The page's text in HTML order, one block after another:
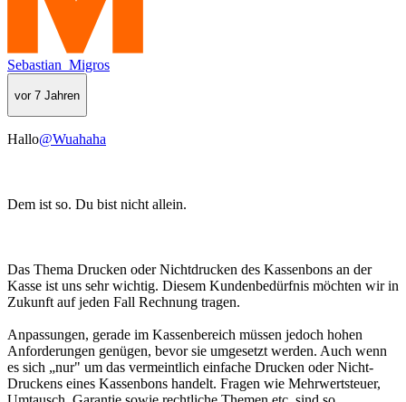
Sebastian_Migros
vor 7 Jahren
Hallo@Wuahaha
Dem ist so. Du bist nicht allein.
Das Thema Drucken oder Nichtdrucken des Kassenbons an der
Kasse ist uns sehr wichtig. Diesem Kundenbedürfnis möchten wir in
Zukunft auf jeden Fall Rechnung tragen.
Anpassungen, gerade im Kassenbereich müssen jedoch hohen
Anforderungen genügen, bevor sie umgesetzt werden. Auch wenn
es sich „nur" um das vermeintlich einfache Drucken oder Nicht-
Druckens eines Kassenbons handelt. Fragen wie Mehrwertsteuer,